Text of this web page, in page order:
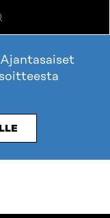
Hae
Ajantasaiset